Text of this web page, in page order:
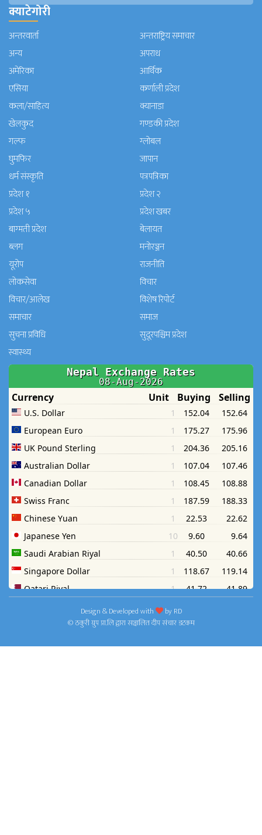
क्याटेगोरी
अन्तरवार्ता
अन्तराष्ट्रिय समाचार
अन्य
अपराध
अमेरिका
आर्थिक
एसिया
कर्णाली प्रदेश
कला/साहित्य
क्यानाडा
खेलकुद
गण्डकी प्रदेश
गल्फ
ग्लोबल
घुमफिर
जापान
धर्म संस्कृति
पत्रपत्रिका
प्रदेश १
प्रदेश २
प्रदेश ५
प्रदेश खबर
बाग्मती प्रदेश
बेलायत
ब्लग
मनाेरञ्जन
यूरोप
राजनीति
लोकसेवा
विचार
विचार/आलेख
विशेष रिपोर्ट
समाचार
समाज
सुचना प्रविधि
सुदूरपश्चिम प्रदेश
स्वास्थ्य
Design & Developed with byRD
© ठकुरी ग्रुप प्रा.लि द्वारा सञ्चालित दीप संचार डटकम